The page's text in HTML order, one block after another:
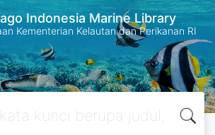
Indonesia Marine Library
Kementerian Kelautan dan Perikanan RI